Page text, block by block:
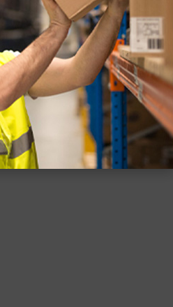
la livraison, elle a été rapide dans